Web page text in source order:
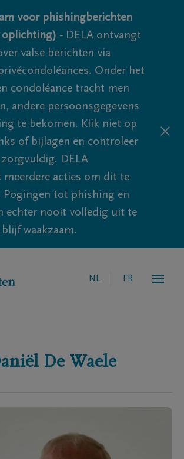
voor phishingberichten
- DELA ontvangt
valse berichten via
Onder het
condoléance tracht men
andere persoonsgegevens
te bekomen. Klik niet op
of bijlagen en controleer
DELA
meerdere acties om dit te
Pogingen tot phishing en
echter nooit volledig uit te
waakzaam.
NL FR
De Waele